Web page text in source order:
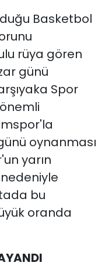
Basketbol
rüya gören
günü
Spor
oynanması
yarın
nedeniyle
bu
oranda